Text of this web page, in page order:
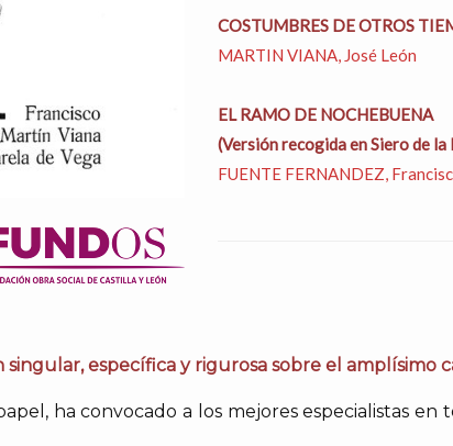
COSTUMBRES DE OTROS
MARTIN VIANA, José León
EL RAMO DE NOCHEBUENA
(Versión recogida en Siero de
FUENTE FERNANDEZ,
singular, específica y rigurosa sobre el amplísimo
ha convocado a los mejores especialistas en